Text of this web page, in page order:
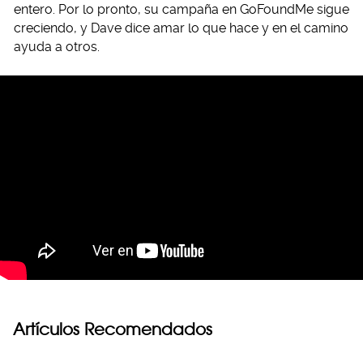
entero. Por lo pronto, su campaña en GoFoundMe sigue
creciendo, y Dave dice amar lo que hace y en el camino
ayuda a otros.
Artículos Recomendados